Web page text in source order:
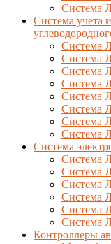
Система учета
Система
Контроллеры